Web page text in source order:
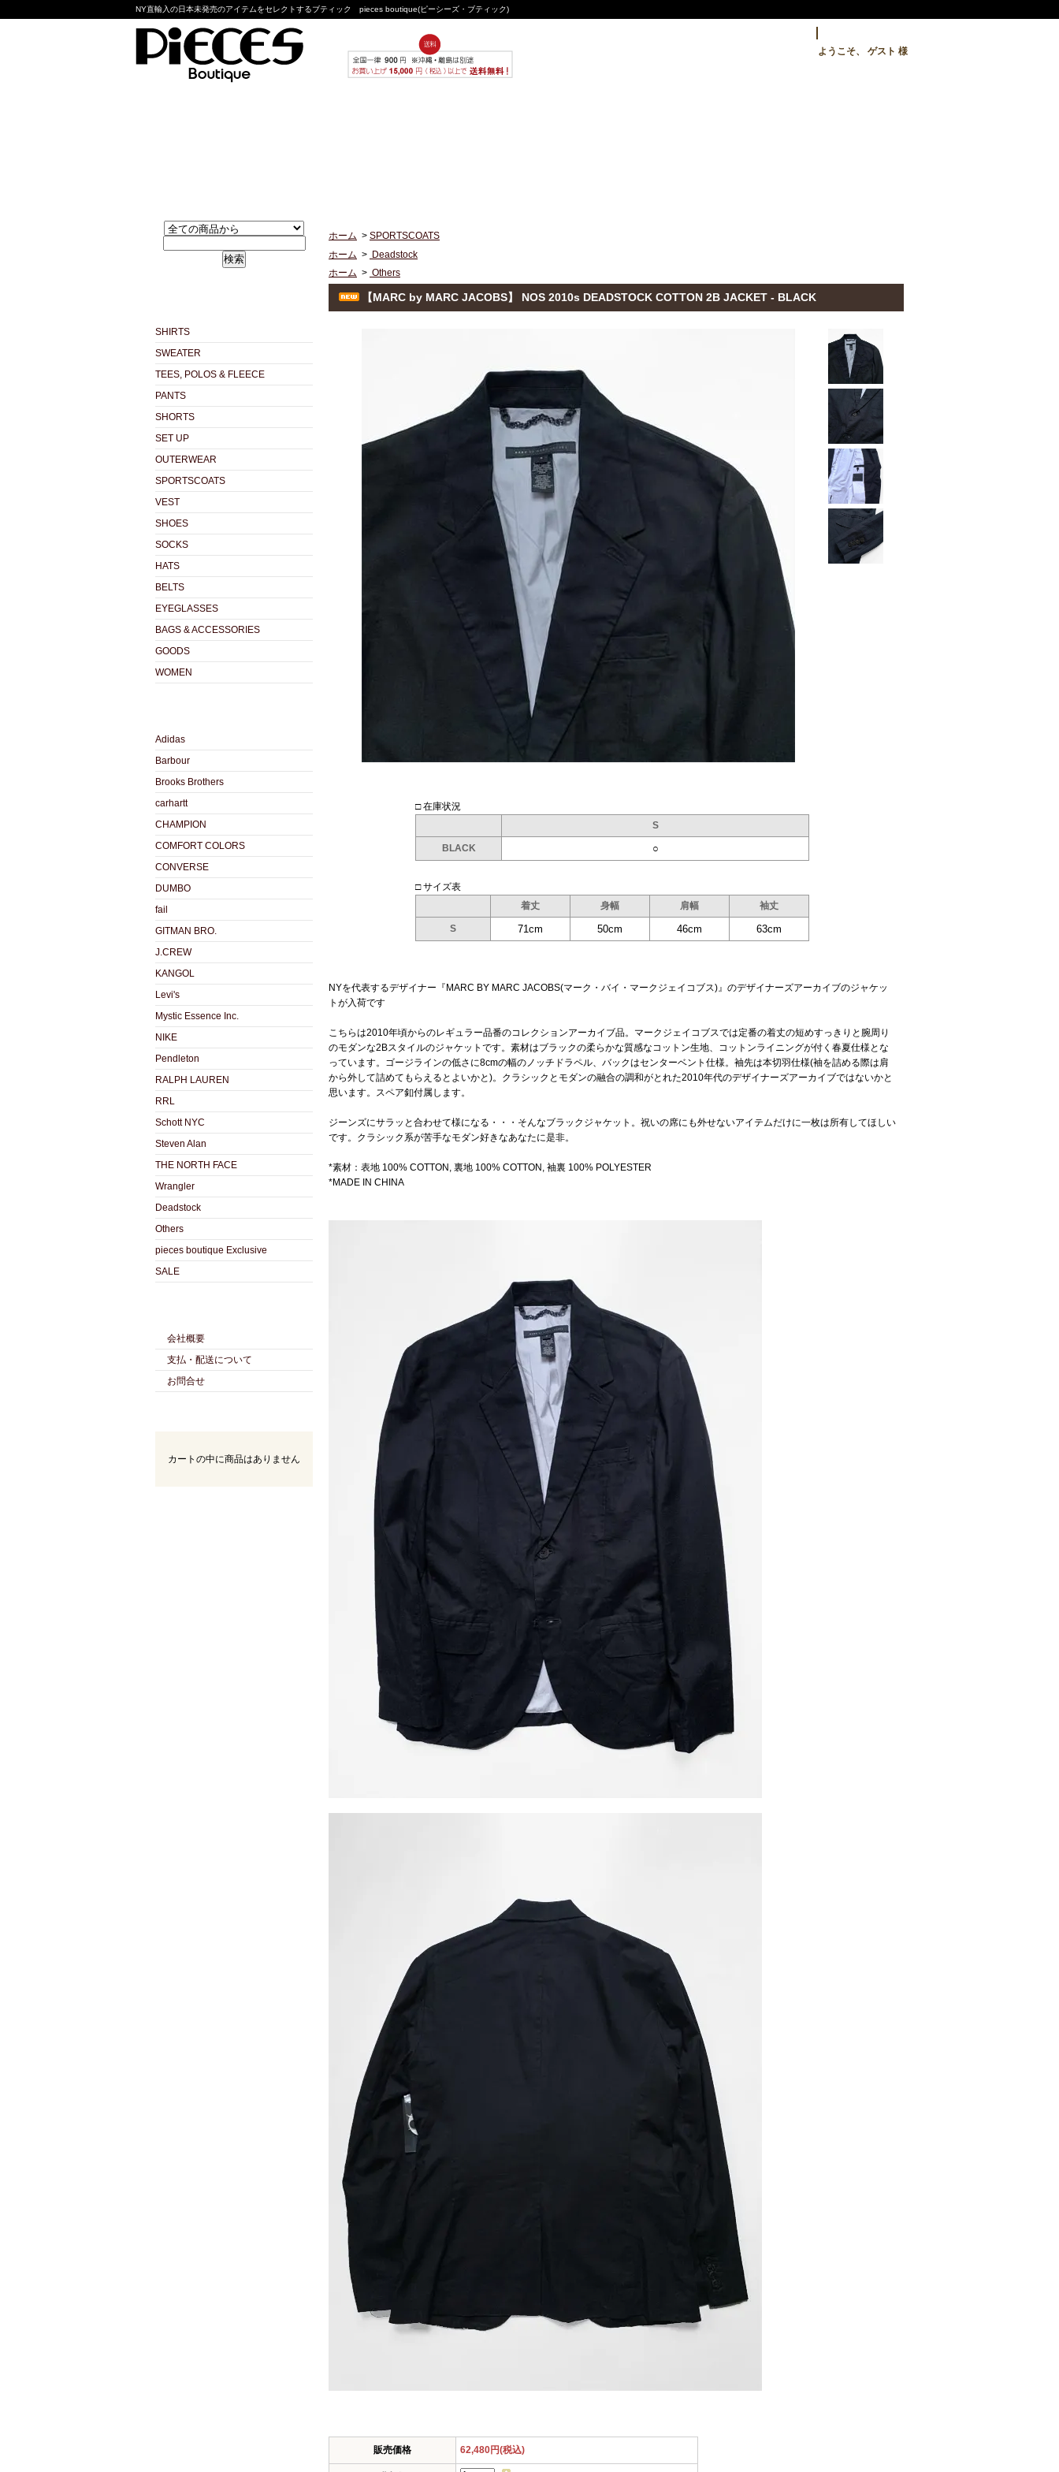
NY直輸入の日本未発売のアイテムをセレクトするブティック pieces boutique(ピーシーズ・ブティック)
ようこそ、 ゲスト 様
検索
SHIRTS
SWEATER
TEES, POLOS & FLEECE
PANTS
SHORTS
SET UP
OUTERWEAR
SPORTSCOATS
VEST
SHOES
SOCKS
HATS
BELTS
EYEGLASSES
BAGS & ACCESSORIES
GOODS
WOMEN
Adidas
Barbour
Brooks Brothers
carhartt
CHAMPION
COMFORT COLORS
CONVERSE
DUMBO
fail
GITMAN BRO.
J.CREW
KANGOL
Levi's
Mystic Essence Inc.
NIKE
Pendleton
RALPH LAUREN
RRL
Schott NYC
Steven Alan
THE NORTH FACE
Wrangler
Deadstock
Others
pieces boutique Exclusive
SALE
会社概要
支払・配送について
お問合せ
カートの中に商品はありません
ホーム > SPORTSCOATS
ホーム > Deadstock
ホーム > Others
【MARC by MARC JACOBS】 NOS 2010s DEADSTOCK COTTON 2B JACKET - BLACK
□ 在庫状況
S
BLACK ○
□ サイズ表
着丈
身幅 肩幅 袖丈
S 71cm 50cm 46cm 63cm
NYを代表するデザイナー『MARC BY MARC JACOBS(マーク・バイ・マークジェイコブス)』のデザイナーズアーカイブのジャケッ
トが入荷です
こちらは2010年頃からのレギュラー品番のコレクションアーカイブ品。マークジェイコブスでは定番の着丈の短めすっきりと腕周り
のモダンな2Bスタイルのジャケットです。素材はブラックの柔らかな質感なコットン生地、コットンライニングが付く春夏仕様とな
っています。ゴージラインの低さに8cmの幅のノッチドラペル、バックはセンターベント仕様。袖先は本切羽仕様(袖を詰める際は肩
から外して詰めてもらえるとよいかと)。クラシックとモダンの融合の調和がとれた2010年代のデザイナーズアーカイブではないかと
思います。スペア釦付属します。
ジーンズにサラッと合わせて様になる・・・そんなブラックジャケット。祝いの席にも外せないアイテムだけに一枚は所有してほしい
です。クラシック系が苦手なモダン好きなあなたに是非。
*素材：表地 100% COTTON, 裏地 100% COTTON, 袖裏 100% POLYESTER
*MADE IN CHINA
販売価格 62,480円(税込)